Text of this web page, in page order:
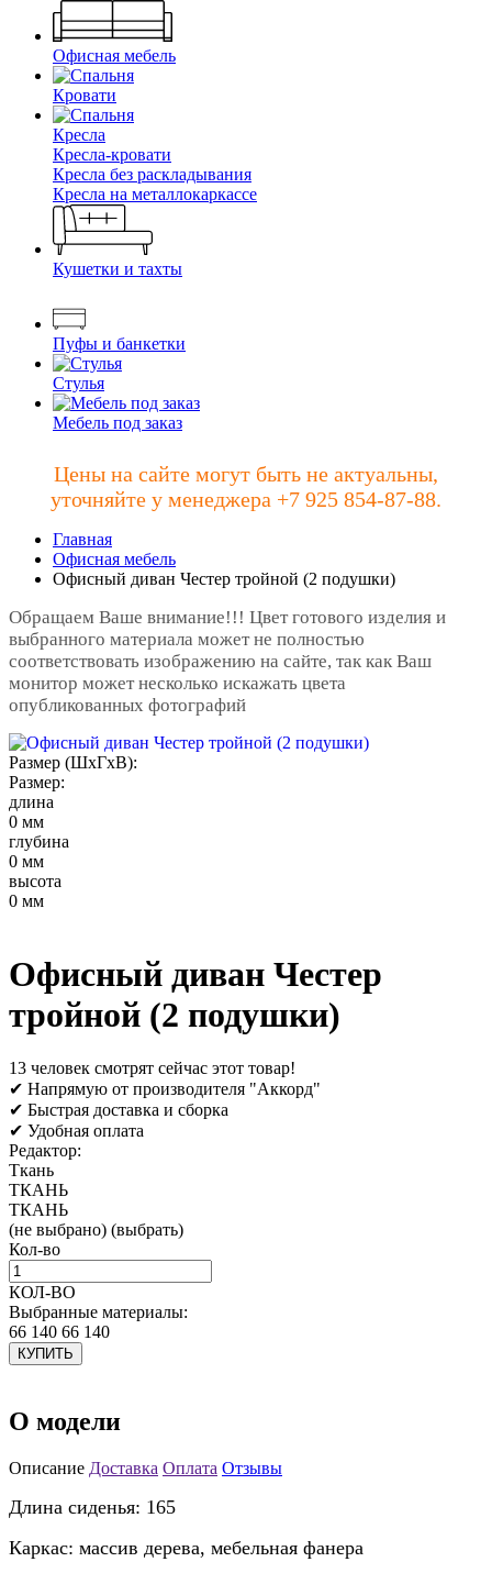
Офисная мебель
Кровати
Кресла
Кресла-кровати
Кресла без раскладывания
Кресла на металлокаркассе
Кушетки и тахты
Пуфы и банкетки
Стулья
Мебель под заказ
Цены на сайте могут быть не актуальны,
уточняйте у менеджера +7 925 854-87-88.
Главная
Офисная мебель
Офисный диван Честер тройной (2 подушки)
Обращаем Ваше внимание!!! Цвет готового изделия и
выбранного материала может не полностью
соответствовать изображению на сайте, так как Ваш
монитор может несколько искажать цвета
опубликованных фотографий
Размер (ШxГxВ):
Размер:
длина
0 мм
глубина
0 мм
высота
0 мм
Офисный диван Честер
тройной (2 подушки)
13 человек смотрят сейчас этот товар!
✔ Напрямую от производителя "Аккорд"
✔ Быстрая доставка и сборка
✔ Удобная оплата
Редактор:
Ткань
ТКАНЬ
ТКАНЬ
(не выбрано) (выбрать)
Кол-во
КОЛ-ВО
Выбранные материалы:
66 140 66 140
КУПИТЬ
О модели
Описание Доставка Оплата Отзывы
Длина сиденья: 165
Каркас: массив дерева, мебельная фанера